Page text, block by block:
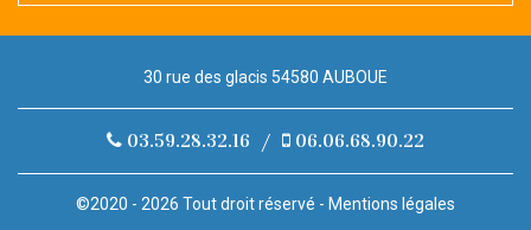
30 rue des glacis 54580 AUBOUE
03.59.28.32.16 / 06.06.68.90.22
©2020 - 2026 Tout droit réservé - Mentions légales